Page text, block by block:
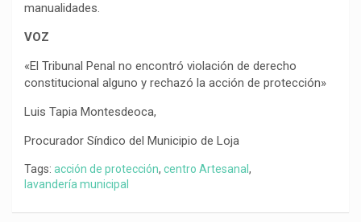
manualidades.
VOZ
«El Tribunal Penal no encontró violación de derecho
constitucional alguno y rechazó la acción de protección»
Luis Tapia Montesdeoca,
Procurador Síndico del Municipio de Loja
Tags: acción de protección, centro Artesanal,
lavandería municipal